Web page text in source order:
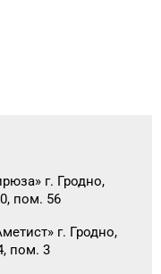
г. Гродно,
пом. 56
г. Гродно,
пом. 3